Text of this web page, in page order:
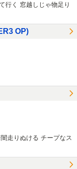
行く 窓越しじゃ物足り
OP)
走りぬける チープなス